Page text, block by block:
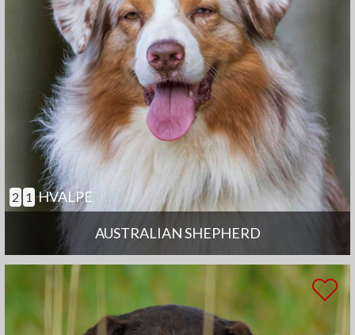
AUSTRALIAN SHEPHERD
2 1 HVALPE